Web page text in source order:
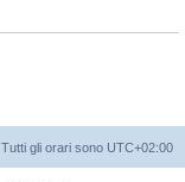
Tutti gli orari sono UTC+02:00